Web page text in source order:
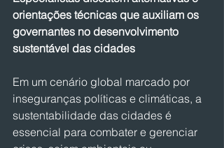
orientações técnicas que auxiliam os
governantes no desenvolvimento
sustentável das cidades
Em um cenário global marcado por
inseguranças políticas e climáticas, a
sustentabilidade das cidades é
essencial para combater e gerenciar